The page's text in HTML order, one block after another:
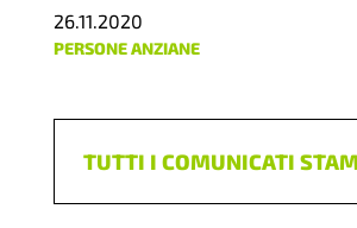
26.11.2020
PERSONE ANZIANE
TUTTI I COMUNICATI